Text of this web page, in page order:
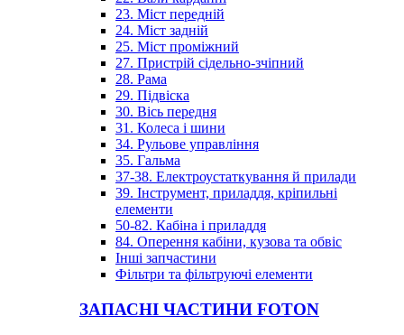
23. Міст передній
24. Міст задній
25. Міст проміжний
27. Пристрій сідельно-зчіпний
28. Рама
29. Підвіска
30. Вісь передня
31. Колеса і шини
34. Рульове управління
35. Гальма
37-38. Електроустаткування й прилади
39. Інструмент, приладдя, кріпильні
елементи
50-82. Кабіна і приладдя
84. Оперення кабіни, кузова та обвіс
Інші запчастини
Фільтри та фільтруючі елементи
ЗАПАСНІ ЧАСТИНИ FOTON